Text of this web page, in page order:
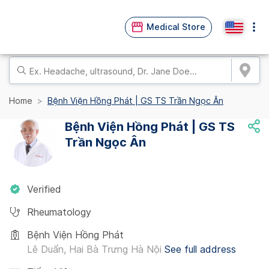
Medical Store
Home Bệnh Viện Hồng Phát | GS TS Trần Ngọc Ân
Bệnh Viện Hồng Phát | GS TS
Trần Ngọc Ân
Verified
Rheumatology
Bệnh Viện Hồng Phát
Lê Duẩn, Hai Bà Trưng Hà Nội See full address